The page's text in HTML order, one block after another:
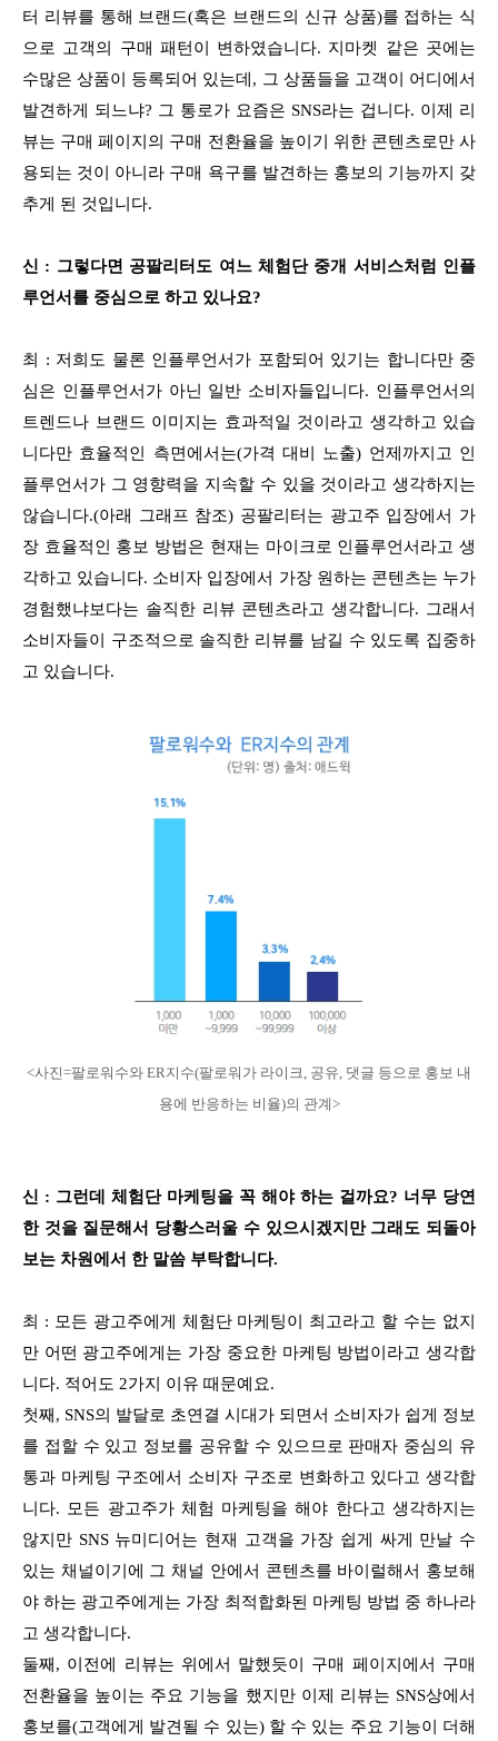
터 리뷰를 통해 브랜드(혹은 브랜드의 신규 상품)를 접하는 식
으로 고객의 구매 패턴이 변하였습니다. 지마켓 같은 곳에는
수많은 상품이 등록되어 있는데, 그 상품들을 고객이 어디에서
발견하게 되느냐? 그 통로가 요즘은 SNS라는 겁니다. 이제 리
뷰는 구매 페이지의 구매 전환율을 높이기 위한 콘텐츠로만 사
용되는 것이 아니라 구매 욕구를 발견하는 홍보의 기능까지 갖
추게 된 것입니다.
신 : 그렇다면 공팔리터도 여느 체험단 중개 서비스처럼 인플
루언서를 중심으로 하고 있나요?
최 : 저희도 물론 인플루언서가 포함되어 있기는 합니다만 중
심은 인플루언서가 아닌 일반 소비자들입니다. 인플루언서의
트렌드나 브랜드 이미지는 효과적일 것이라고 생각하고 있습
니다만 효율적인 측면에서는(가격 대비 노출) 언제까지고 인
플루언서가 그 영향력을 지속할 수 있을 것이라고 생각하지는
않습니다.(아래 그래프 참조) 공팔리터는 광고주 입장에서 가
장 효율적인 홍보 방법은 현재는 마이크로 인플루언서라고 생
각하고 있습니다. 소비자 입장에서 가장 원하는 콘텐츠는 누가
경험했냐보다는 솔직한 리뷰 콘텐츠라고 생각합니다. 그래서
소비자들이 구조적으로 솔직한 리뷰를 남길 수 있도록 집중하
고 있습니다.
<사진=팔로워수와 ER지수(팔로워가 라이크, 공유, 댓글 등으로 홍보 내
용에 반응하는 비율)의 관계>
신 : 그런데 체험단 마케팅을 꼭 해야 하는 걸까요? 너무 당연
한 것을 질문해서 당황스러울 수 있으시겠지만 그래도 되돌아
보는 차원에서 한 말씀 부탁합니다.
최 : 모든 광고주에게 체험단 마케팅이 최고라고 할 수는 없지
만 어떤 광고주에게는 가장 중요한 마케팅 방법이라고 생각합
니다. 적어도 2가지 이유 때문예요.
첫째, SNS의 발달로 초연결 시대가 되면서 소비자가 쉽게 정보
를 접할 수 있고 정보를 공유할 수 있으므로 판매자 중심의 유
통과 마케팅 구조에서 소비자 구조로 변화하고 있다고 생각합
니다. 모든 광고주가 체험 마케팅을 해야 한다고 생각하지는
않지만 SNS 뉴미디어는 현재 고객을 가장 쉽게 싸게 만날 수
있는 채널이기에 그 채널 안에서 콘텐츠를 바이럴해서 홍보해
야 하는 광고주에게는 가장 최적합화된 마케팅 방법 중 하나라
고 생각합니다.
둘째, 이전에 리뷰는 위에서 말했듯이 구매 페이지에서 구매
전환율을 높이는 주요 기능을 했지만 이제 리뷰는 SNS상에서
홍보를(고객에게 발견될 수 있는) 할 수 있는 주요 기능이 더해